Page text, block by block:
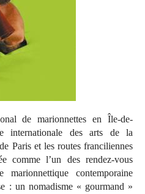
de marionnettes en Île-de-
internationale des arts de la
Paris et les routes franciliennes
comme l’un des rendez-vous
contemporaine
: un nomadisme « gourmand »